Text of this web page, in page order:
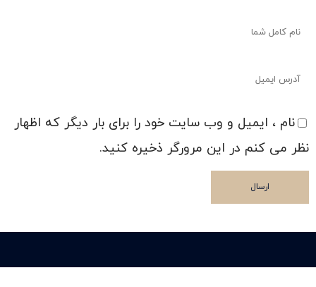
نام ، ایمیل و وب سایت خود را برای بار دیگر که اظهار
نظر می کنم در این مرورگر ذخیره کنید.